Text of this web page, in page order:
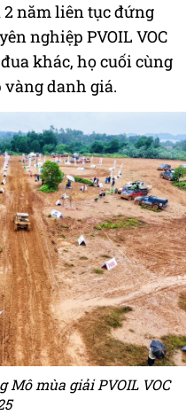
2 năm liên tục đứng
nghiệp PVOIL VOC
khác, họ cuối cùng
vàng danh giá.
mùa giải PVOIL VOC